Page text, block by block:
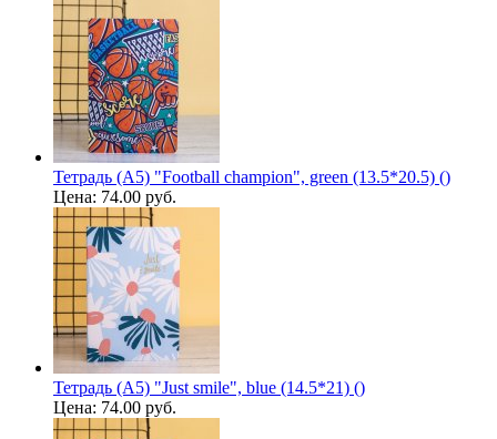
Тетрадь (A5) "Football champion", green (13.5*20.5) ()
Цена: 74.00 руб.
Тетрадь (A5) "Just smile", blue (14.5*21) ()
Цена: 74.00 руб.